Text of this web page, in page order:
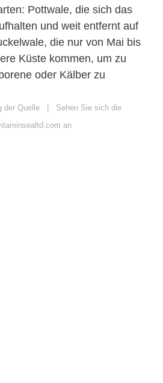
Pottwale, die sich das
und weit entfernt auf
die nur von Mai bis
Küste kommen, um zu
oder Kälber zu
der Quelle | Sehen Sie sich die
an